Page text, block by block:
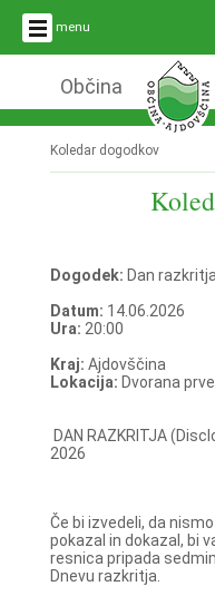
menu
Občina
Koledar dogodkov
Dogodek: Dan razkritja
Datum: 14.06.2026
Ura: 20:00
Kraj: Ajdovščina
Lokacija: Dvorana
DAN RAZKRITJA
2026
Če bi izvedeli, da
pokazal in dokazal, bi
resnica pripada
Dnevu razkritja.